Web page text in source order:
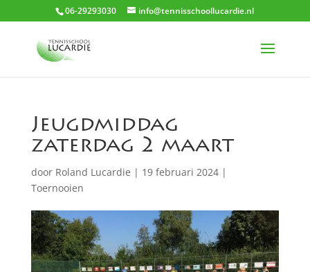
06-29293030 info@tennisschoollucardie.nl
Jeugdmiddag
zaterdag 2 maart
door Roland Lucardie | 19 februari 2024|
Toernooien